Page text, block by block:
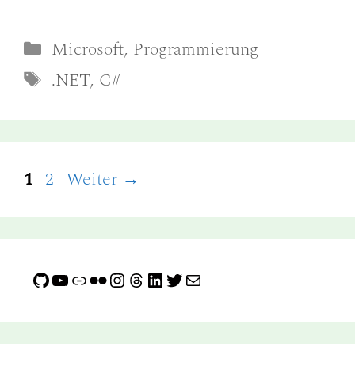
Kategorien
Microsoft, Programmierung
Schlagwörter
.NET, C#
Seite
1 Seite
2 Weiter →
GitHub
YouTube
LinkFlickr
Instagram
Threads
LinkedIn
Twitter
E-Mail